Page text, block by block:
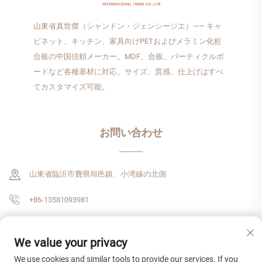
山東省真世傑（シャンドン・ジェンシージエ）—— キャ
ビネット、キッチン、家具向けPETおよびメラミン化粧
合板の中国信頼メーカー。MDF、合板、パーティクルボ
ードなど各種基材に対応。サイズ、質感、仕上げはすべ
てカスタマイズ可能。
お問い合わせ
山東省臨沂市費県坦邑鎮、小湾線の北側
+86-13581093981
We value your privacy
We use cookies and similar tools to provide our services. If you